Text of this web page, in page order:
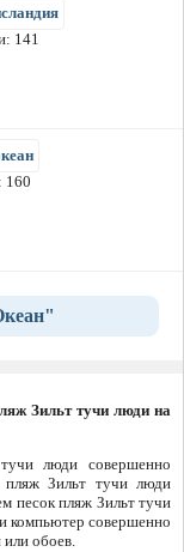
141
160
Зильт тучи люди на
люди совершенно
пляж Зильт тучи люди
песок пляж Зильт тучи
компьютер совершенно
или обоев.